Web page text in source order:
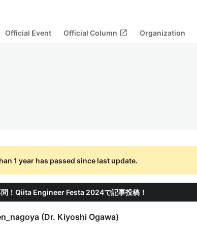
Official Event Official Column open_in_new Organization
1 year has passed since last update.
問！Qiita Engineer Festa 2024で記事投稿！
(Dr. Kiyoshi Ogawa)